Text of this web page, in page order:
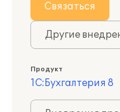
Связаться
Другие
Продукт
1С:Бухгалтерия 8